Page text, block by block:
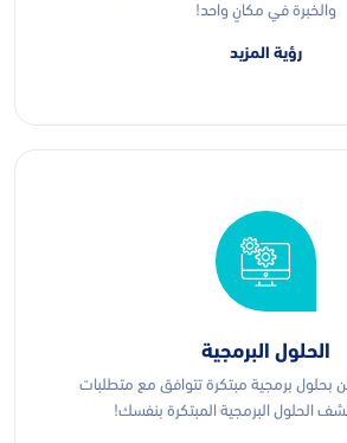
والخبرة في مكانٍ واحد!
رؤية المزيد
الحلول البرمجية
بحلول برمجية مبتكرة تتوافق مع متطلبات
الحلول البرمجية المبتكرة بنفسك!